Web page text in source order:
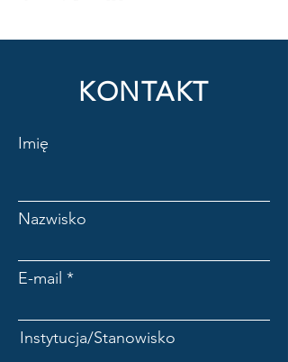
KONTAKT
Imię
Nazwisko
E-mail
Instytucja/Stanowisko